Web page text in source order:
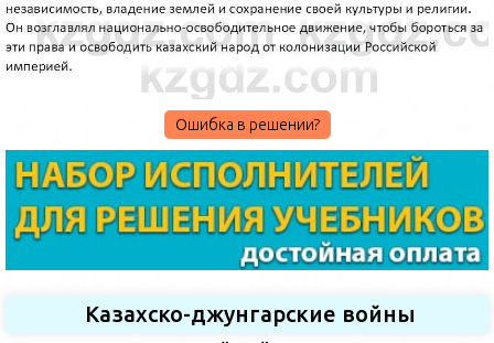
Ошибка в решении?
Казахско-джунгарские войны